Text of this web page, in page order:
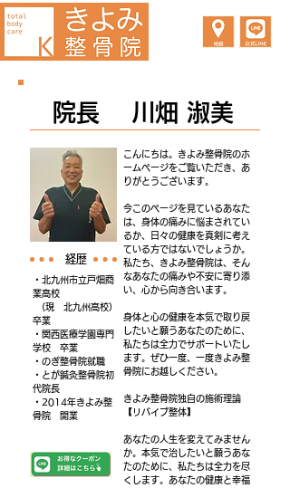
院長 川畑 淑美
​経歴
・北九州市立戸畑商
業高校
​ (現 北九州高校）
卒業
・関西医療学園専門
学校 卒業
・のぎ整骨院就職
・とが鍼灸整骨院初
代院長
・2014年きよみ整
骨院 開業
こんにちは。きよみ整骨院のホ
ームページをご覧いただき、あ
りがとうございます。
今このページを見ているあなた
は、身体の痛みに悩まされてい
るか、日々の健康を真剣に考え
ている方ではないでしょうか。
私たち、きよみ整骨院は、そん
なあなたの痛みや不安に寄り添
い、心から向き合います。
身体と心の健康を本気で取り戻
したいと願うあなたのために、
私たちは全力でサポートいたし
ます。ぜひ一度、一度きよみ整
骨院にお越しください。
きよみ整骨院独自の施術理論
【リバイブ整体】
あなたの人生を変えてみません
か。本気で治したいと願うあな
たのために、私たちは全力を尽
くします。あなたの健康と幸福